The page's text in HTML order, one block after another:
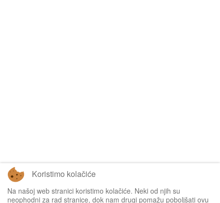
Tablice omogućujeSofascore
Koristimo kolačiće
Na našoj web stranici koristimo kolačiće. Neki od njih su
neophodni za rad stranice, dok nam drugi pomažu poboljšati ovu